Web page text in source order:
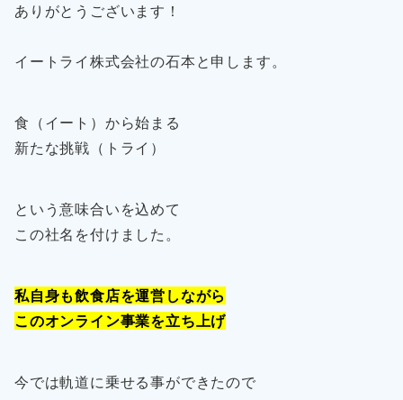
ありがとうございます！
イートライ株式会社の石本と申します。
食（イート）から始まる
新たな挑戦（トライ）
という意味合いを込めて
この社名を付けました。
私自身も飲食店を運営しながら
このオンライン事業を立ち上げ
今では軌道に乗せる事ができたので